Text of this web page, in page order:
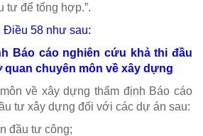
tư để tổng hợp.”.
Điều 58 như sau:
Báo cáo nghiên cứu khả thi đầu
chuyên môn về xây dựng
về xây dựng thẩm định Báo cáo
tư xây dựng đối với các dự án sau:
đầu tư công;